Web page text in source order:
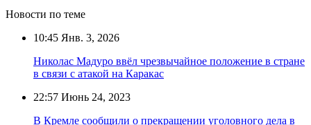
Новости по теме
10:45 Янв. 3, 2026
Николас Мадуро ввёл чрезвычайное положение в стране
в связи с атакой на Каракас
22:57 Июнь 24, 2023
В Кремле сообщили о прекращении уголовного дела в